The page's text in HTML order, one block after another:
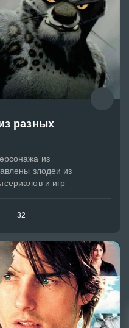
разных
из
злодеи из
и игр
32